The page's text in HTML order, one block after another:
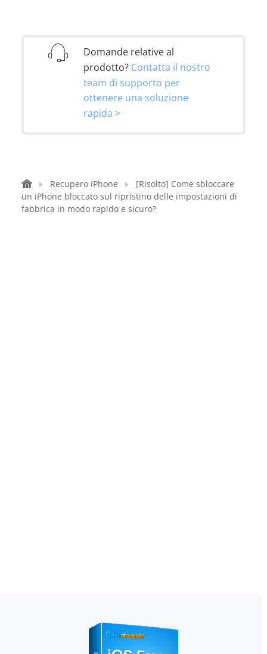
Domande relative al
prodotto? Contatta il nostro
team di supporto per
ottenere una soluzione
rapida >
Recupero iPhone
[Risolto] Come sbloccare
un iPhone bloccato sul ripristino delle impostazioni di
fabbrica in modo rapido e sicuro?